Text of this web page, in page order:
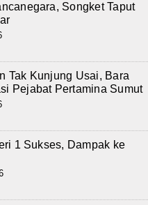
Songket Taput
Tak Kunjung Usai, Bara
Pejabat Pertamina Sumut
1 Sukses, Dampak ke